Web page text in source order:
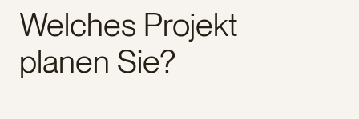
Welches Projekt
planen Sie?